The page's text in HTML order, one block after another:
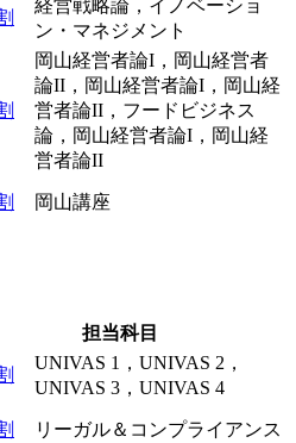
経営戦略論，イノベーショ
ン・マネジメント
岡山経営者論I，岡山経営者
論II，岡山経営者論I，岡山経
営者論II，フードビジネス
論，岡山経営者論I，岡山経
営者論II
岡山講座
担当科目
UNIVAS 1，UNIVAS 2，
UNIVAS 3，UNIVAS 4
リーガル＆コンプライアンス